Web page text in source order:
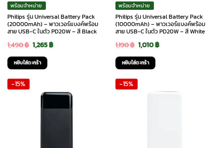
พร้อมจำหน่าย
Philips รุ่น Universal Battery Pack
(20000mAh) – พาวเวอร์แบงค์พร้อม
สาย USB-C ในตัว PD20W – สี Black
1,490฿ Original
price
was:
1,265฿Current
หยิบใส่ตะกร้า
พร้อมจำหน่าย
Philips รุ่น Universal Battery Pack
(10000mAh) – พาวเวอร์แบงค์พร้อม
สาย USB-C ในตัว PD20W – สี White
1,190฿ Original
price
was:
1,010฿Current
หยิบใส่ตะกร้า
-15% -15%